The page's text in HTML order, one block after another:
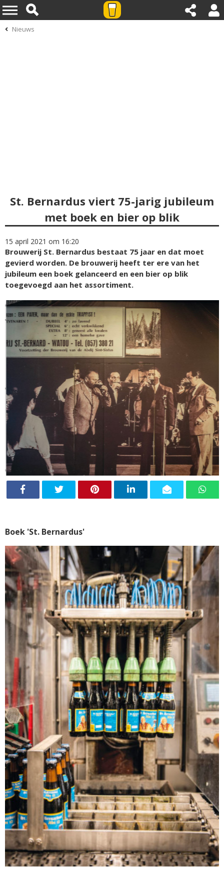
Nieuws
St. Bernardus viert 75-jarig jubileum
met boek en bier op blik
15 april 2021 om 16:20
Brouwerij St. Bernardus bestaat 75 jaar en dat moet
gevierd worden. De brouwerij heeft ter ere van het
jubileum een boek gelanceerd en een bier op blik
toegevoegd aan het assortiment.
Boek 'St. Bernardus'